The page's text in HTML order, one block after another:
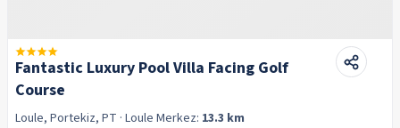
Fantastic Luxury Pool Villa Facing Golf
Course
Loule, Portekiz, PT · Loule Merkez: 13.3 km